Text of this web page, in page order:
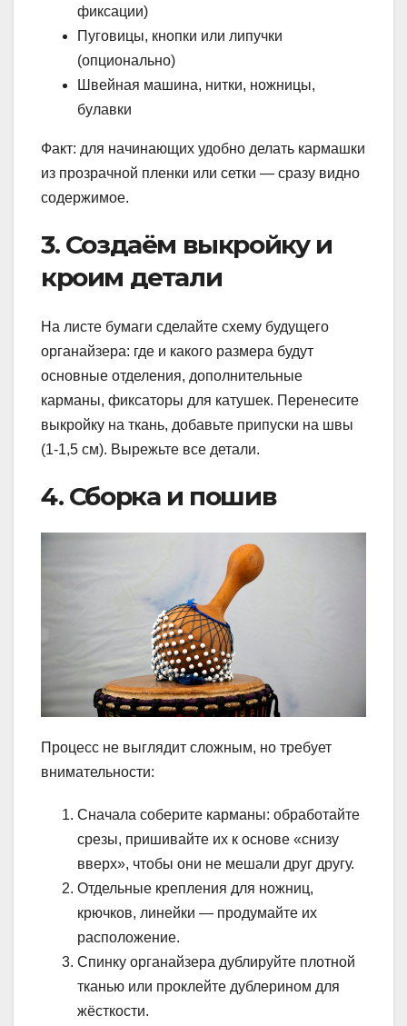
фиксации)
Пуговицы, кнопки или липучки
(опционально)
Швейная машина, нитки, ножницы,
булавки
Факт: для начинающих удобно делать кармашки
из прозрачной пленки или сетки — сразу видно
содержимое.
3. Создаём выкройку и
кроим детали
На листе бумаги сделайте схему будущего
органайзера: где и какого размера будут
основные отделения, дополнительные
карманы, фиксаторы для катушек. Перенесите
выкройку на ткань, добавьте припуски на швы
(1-1,5 см). Вырежьте все детали.
4. Сборка и пошив
Процесс не выглядит сложным, но требует
внимательности:
Сначала соберите карманы: обработайте
срезы, пришивайте их к основе «снизу
вверх», чтобы они не мешали друг другу.
Отдельные крепления для ножниц,
крючков, линейки — продумайте их
расположение.
Спинку органайзера дублируйте плотной
тканью или проклейте дублерином для
жёсткости.